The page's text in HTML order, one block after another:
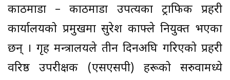
काठमाडौं – काठमाडौं उपत्यका ट्राफिक प्रहरी
कार्यालयको प्रमुखमा सुरेश काफ्ले नियुक्त भएका
छन् । गृह मन्त्रालयले तीन दिनअघि गरिएको प्रहरी
वरिष्ठ उपरीक्षक (एसएसपी) हरूको सरुवामध्ये